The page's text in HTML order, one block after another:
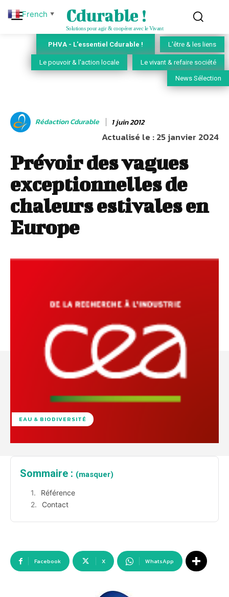
Cdurable !
Solutions pour agir & coopérer avec le Vivant
PHVA - L'essentiel Cdurable ! L'être & les liens
Le pouvoir & l'action locale Le vivant & refaire société
News Sélection
Rédaction Cdurable 1 juin 2012
Actualisé le :25 janvier 2024
Prévoir des vagues
exceptionnelles de
chaleurs estivales en
Europe
EAU & BIODIVERSITÉ
Sommaire : (masquer)
Référence
Contact
Facebook X WhatsApp
French ▼